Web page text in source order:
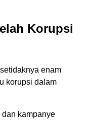
Korupsi
enam
korupsi dalam
kampanye